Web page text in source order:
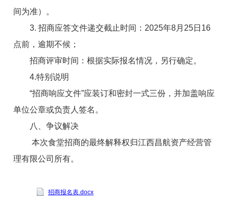
间为准）。
3. 招商应答文件递交截止时间：2025年8月 25日16
点前，逾期不候；
招商评审时间：根据实际报名情况，另行确定。
4.特别说明
“招商响应文件”应装订和密封一式三份，并加盖响应
单位公章或负责人签名。
八、争议解决
本次食堂招商的最终解释权归江西昌航资产经营管
理有限公司所有。
招商报名表.docx